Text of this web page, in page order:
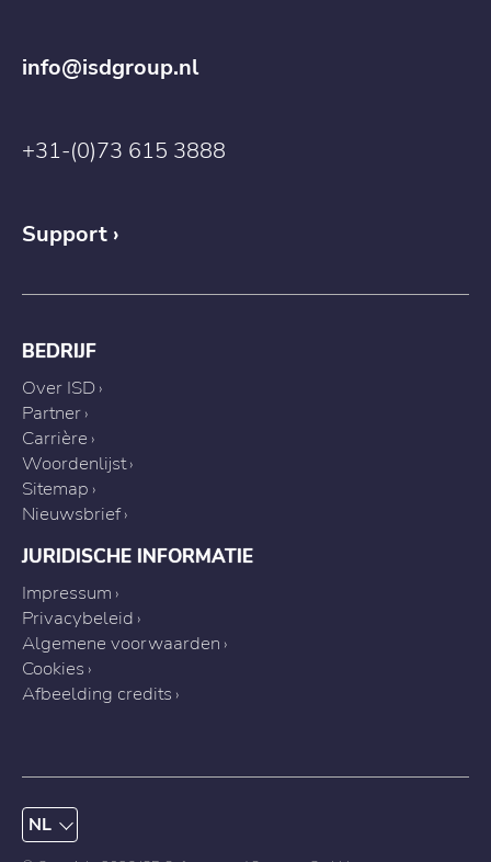
info@isdgroup.nl
+31-(0)73 615 3888
Support
BEDRIJF
Over ISD
Partner
Carrière
Woordenlijst
Sitemap
Nieuwsbrief
JURIDISCHE INFORMATIE
Impressum
Privacybeleid
Algemene voorwaarden
Cookies
Afbeelding credits
NL